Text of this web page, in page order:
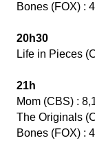
Bones (FOX) :
20h30
Life in Pieces
21h
Mom (CBS) :
The Originals
Bones (FOX) :